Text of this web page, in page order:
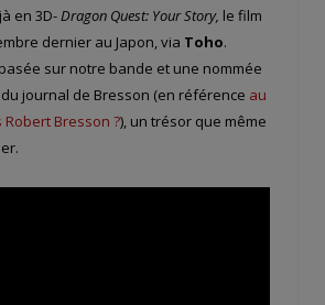
en 3D-Dragon Quest: Your Story, le film
dernier au Japon, via Toho.
sur notre bande et une nommée
journal de Bresson (en référence au
Bresson ?), un trésor que même